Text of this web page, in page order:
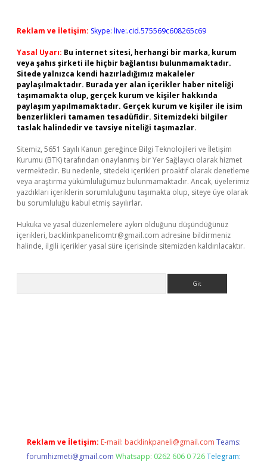
Reklam ve İletişim: Skype: live:.cid.575569c608265c69
Yasal Uyarı: Bu internet sitesi, herhangi bir marka, kurum
veya şahıs şirketi ile hiçbir bağlantısı bulunmamaktadır.
Sitede yalnızca kendi hazırladığımız makaleler
paylaşılmaktadır. Burada yer alan içerikler haber niteliği
taşımamakta olup, gerçek kurum ve kişiler hakkında
paylaşım yapılmamaktadır. Gerçek kurum ve kişiler ile isim
benzerlikleri tamamen tesadüfidir. Sitemizdeki bilgiler
taslak halindedir ve tavsiye niteliği taşımazlar.
Sitemiz, 5651 Sayılı Kanun gereğince Bilgi Teknolojileri ve İletişim
Kurumu (BTK) tarafından onaylanmış bir Yer Sağlayıcı olarak hizmet
vermektedir. Bu nedenle, sitedeki içerikleri proaktif olarak denetleme
veya araştırma yükümlülüğümüz bulunmamaktadır. Ancak, üyelerimiz
yazdıkları içeriklerin sorumluluğunu taşımakta olup, siteye üye olarak
bu sorumluluğu kabul etmiş sayılırlar.
Hukuka ve yasal düzenlemelere aykırı olduğunu düşündüğünüz
içerikleri, backlinkpanelicomtr@gmail.com adresine bildirmeniz
halinde, ilgili içerikler yasal süre içerisinde sitemizden kaldırılacaktır.
Reklam ve İletişim: E-mail: backlinkpaneli@gmail.com Teams:
forumhizmeti@gmail.com Whatsapp: 0262 606 0 726 Telegram: